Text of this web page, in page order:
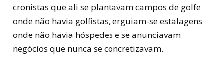
cronistas que ali se plantavam campos de golfe
onde não havia golfistas, erguiam-se estalagens
onde não havia hóspedes e se anunciavam
negócios que nunca se concretizavam.